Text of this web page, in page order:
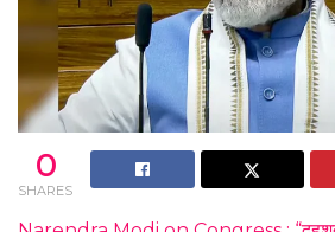
0
SHARES